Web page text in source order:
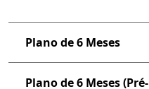
Plano de 6 Meses
Plano de 6 Meses (Pré-